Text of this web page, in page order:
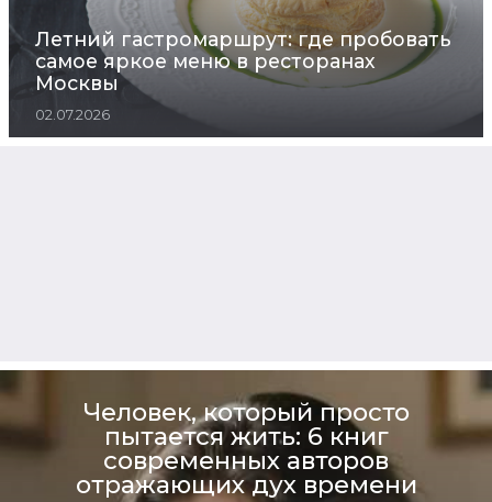
Летний гастромаршрут: где пробовать
самое яркое меню в ресторанах
Москвы
02.07.2026
Человек, который просто
пытается жить: 6 книг
современных авторов
отражающих дух времени